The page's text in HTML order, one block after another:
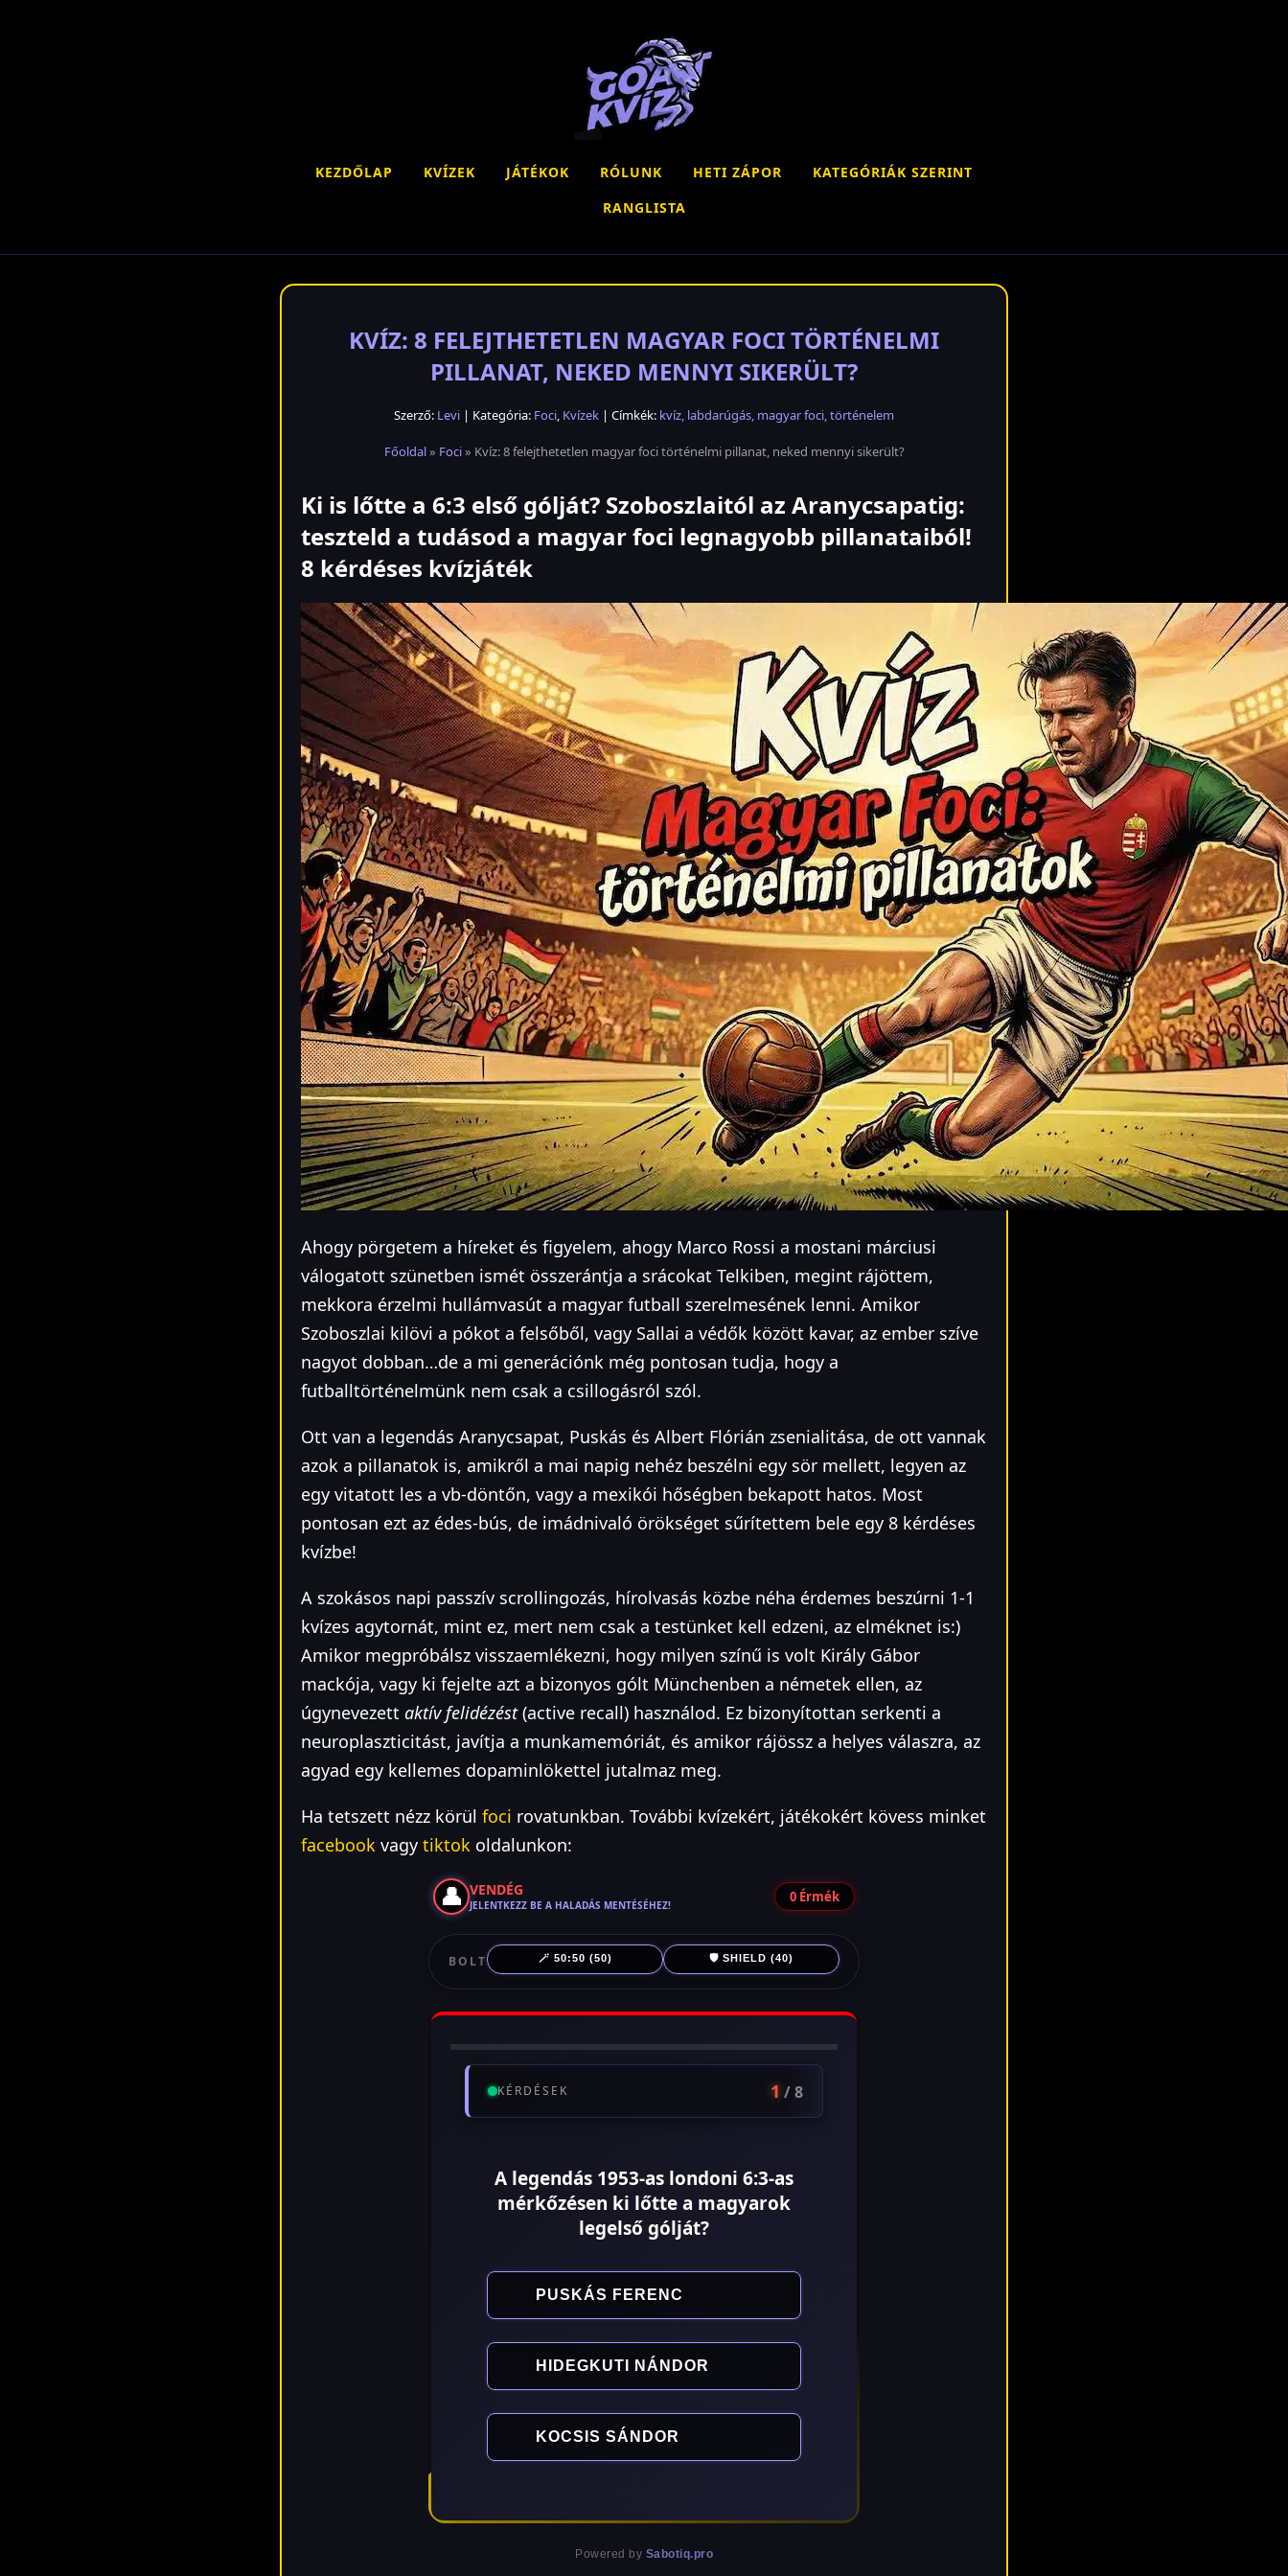
KEZDŐLAP KVÍZEK JÁTÉKOK RÓLUNK HETI ZÁPOR
KATEGÓRIÁK SZERINT
RANGLISTA
KVÍZ: 8 FELEJTHETETLEN MAGYAR FOCI TÖRTÉNELMI
PILLANAT, NEKED MENNYI SIKERÜLT?
Szerző: Levi | Kategória: Foci, Kvízek | Címkék: kvíz, labdarúgás, magyar foci,történelem
Főoldal» Foci» Kvíz: 8 felejthetetlen magyar foci történelmi pillanat, neked mennyi sikerült?
Ki is lőtte a 6:3 első gólját? Szoboszlaitól az Aranycsapatig:
teszteld a tudásod a magyar foci legnagyobb pillanataiból!
8 kérdéses kvízjáték
Ahogy pörgetem a híreket és figyelem, ahogy Marco Rossi a mostani márciusi
válogatott szünetben ismét összerántja a srácokat Telkiben, megint rájöttem,
mekkora érzelmi hullámvasút a magyar futball szerelmesének lenni. Amikor
Szoboszlai kilövi a pókot a felsőből, vagy Sallai a védők között kavar, az ember szíve
nagyot dobban…de a mi generációnk még pontosan tudja, hogy a
futballtörténelmünk nem csak a csillogásról szól.
Ott van a legendás Aranycsapat, Puskás és Albert Flórián zsenialitása, de ott vannak
azok a pillanatok is, amikről a mai napig nehéz beszélni egy sör mellett, legyen az
egy vitatott les a vb-döntőn, vagy a mexikói hőségben bekapott hatos. Most
pontosan ezt az édes-bús, de imádnivaló örökséget sűrítettem bele egy 8 kérdéses
kvízbe!
A szokásos napi passzív scrollingozás, hírolvasás közbe néha érdemes beszúrni 1-1
kvízes agytornát, mint ez, mert nem csak a testünket kell edzeni, az elméknet is:)
Amikor megpróbálsz visszaemlékezni, hogy milyen színű is volt Király Gábor
mackója, vagy ki fejelte azt a bizonyos gólt Münchenben a németek ellen, az
úgynevezett aktív felidézést(active recall) használod. Ez bizonyítottan serkenti a
neuroplaszticitást, javítja a munkamemóriát, és amikor rájössz a helyes válaszra, az
agyad egy kellemes dopaminlökettel jutalmaz meg.
Ha tetszett nézz körül foci rovatunkban. További kvízekért, játékokért kövess minket
facebook vagy tiktok oldalunkon:
👤 VENDÉG
JELENTKEZZ BE A HALADÁS MENTÉSÉHEZ! 0 Érmék
BOLT 🪄 50:50 (50) 🛡️ SHIELD (40)
KÉRDÉSEK 1 / 8
A legendás 1953-as londoni 6:3-as
mérkőzésen ki lőtte a magyarok
legelső gólját?
PUSKÁS FERENC
HIDEGKUTI NÁNDOR
KOCSIS SÁNDOR
Powered by Sabotiq.pro